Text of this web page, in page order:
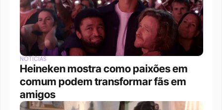
NOTÍCIAS
Heineken mostra como paixões em
comum podem transformar fãs em
amigos